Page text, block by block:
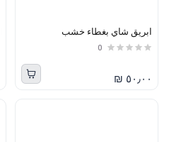
ابريق شاي بغطاء خشب
0
٥٠٫٠٠ ₪